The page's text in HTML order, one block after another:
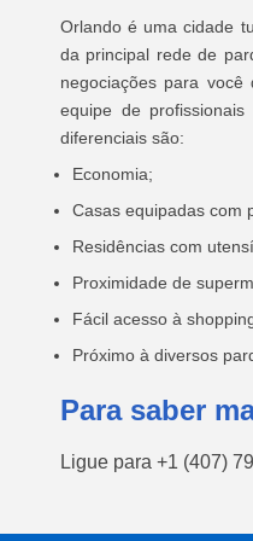
Orlando é uma cidade
da principal rede de
negociações para
equipe de
diferenciais são:
Economia;
Casas equipadas com
Residências com
Proximidade de
Fácil acesso à
Próximo à diversos
Para saber
Ligue para +1 (407)